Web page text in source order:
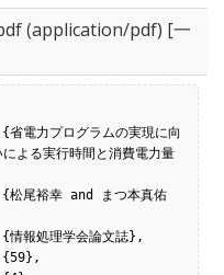
(application/pdf) [一
よる実行時間と消費電力量